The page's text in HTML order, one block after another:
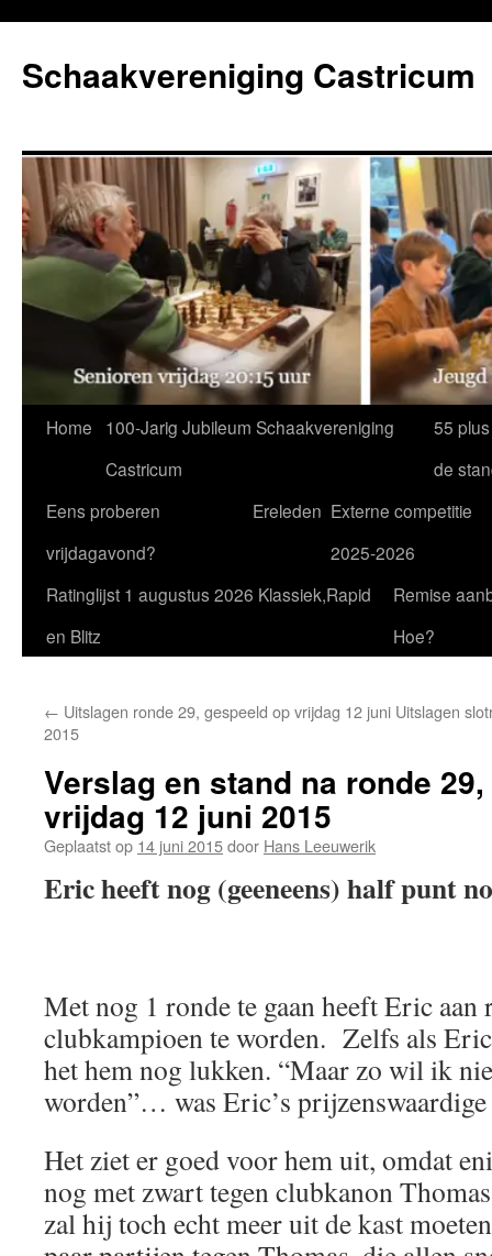
de
inhoud
Schaakvereniging Castricum
Home
100-Jarig Jubileum Schaakvereniging
Castricum
55
de
Eens proberen
vrijdagavond?
Ereleden Externe competitie
2025-2026
Ratinglijst 1 augustus 2026 Klassiek,Rapid
en Blitz
Remise
Hoe?
← Uitslagen ronde 29, gespeeld op vrijdag 12 juni
2015
Uitslagen
Verslag en stand na ronde
vrijdag 12 juni 2015
Geplaatst op 14 juni 2015door Hans Leeuwerik
Eric heeft nog (geeneens) half punt
Met nog 1 ronde te gaan heeft Eric aan
clubkampioen te worden. Zelfs als
het hem nog lukken. “Maar zo wil ik
worden”… was Eric’s
Het ziet er goed voor hem uit, omdat
nog met zwart tegen clubkanon
zal hij toch echt meer uit de kast